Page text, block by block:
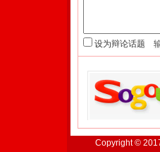
设为辩论话题
Copyright ©